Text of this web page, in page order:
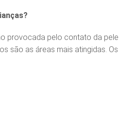
provocada pelo contato da pele
são as áreas mais atingidas. Os